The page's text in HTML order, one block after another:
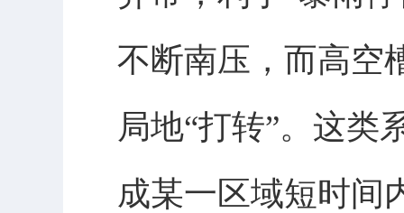
不断南压，而高空
局地“打转”。这类
成某一区域短时间